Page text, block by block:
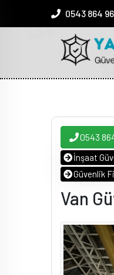
0543 864
0543
İnşaat
Güvenlik
Van